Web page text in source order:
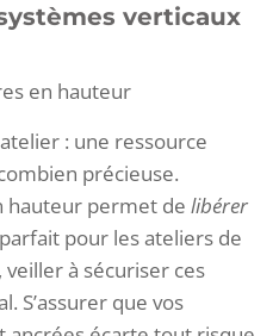
verticaux
en hauteur
: une ressource
précieuse.
hauteur permet de libérer
pour les ateliers de
à sécuriser ces
S’assurer que vos